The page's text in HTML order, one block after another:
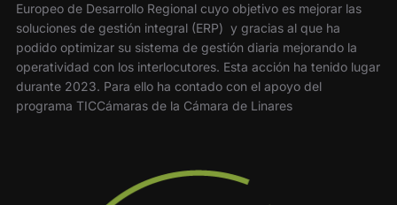
Europeo de Desarrollo Regional cuyo objetivo es mejorar las
soluciones de gestión integral (ERP) y gracias al que ha
podido optimizar su sistema de gestión diaria mejorando la
operatividad con los interlocutores. Esta acción ha tenido lugar
durante 2023. Para ello ha contado con el apoyo del
programa TICCámaras de la Cámara de Linares